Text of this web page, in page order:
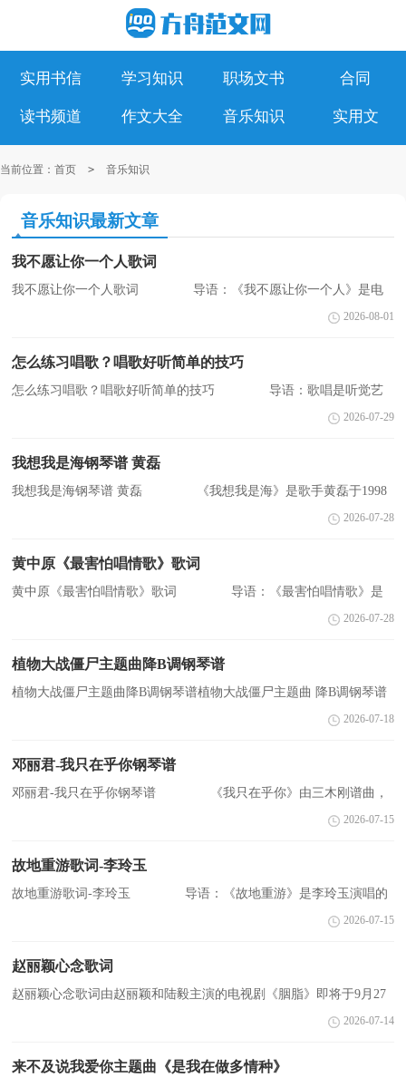
实用书信 学习知识 职场文书 合同
读书频道 作文大全 音乐知识 实用文
当前位置： 首页 > 音乐知识
音乐知识最新文章
我不愿让你一个人歌词
我不愿让你一个人歌词 导语：《我不愿让你一个人》是电
视剧《真爱找麻烦》片尾曲，由阿信填词，阿信和冠佑作曲，五月天
...
2026-08-01
怎么练习唱歌？唱歌好听简单的技巧
怎么练习唱歌？唱歌好听简单的技巧 导语：歌唱是听觉艺
术，它的艺术感染力最终要靠演唱来体现，歌唱者把音符和文字符号
2026-07-29
我想我是海钢琴谱 黄磊
我想我是海钢琴谱 黄磊 《我想我是海》是歌手黄磊于1998
年发行的一张个人专辑，由李子恒、黄舒骏以及内地的歌手童孔担任
2026-07-28
黄中原《最害怕唱情歌》歌词
黄中原《最害怕唱情歌》歌词 导语：《最害怕唱情歌》是
电视剧《一粒红尘》中的插曲，由黄中原演唱。下面是小编为您收集
2026-07-28
植物大战僵尸主题曲降B调钢琴谱
植物大战僵尸主题曲降B调钢琴谱植物大战僵尸主题曲 降B调钢琴谱
该歌谱演奏者为未知，歌曲名称为植物大战僵尸主题曲，歌谱类型为
2026-07-18
邓丽君-我只在乎你钢琴谱
邓丽君-我只在乎你钢琴谱 《我只在乎你》由三木刚谱曲，
慎芝填词，是邓丽君日语歌曲《时の流れに身をまかせ》的中文版
2026-07-15
故地重游歌词-李玲玉
故地重游歌词-李玲玉 导语：《故地重游》是李玲玉演唱的
一首歌曲，《日照重庆》的主题曲。下面是小编为您收集整理的歌
滴...
2026-07-15
赵丽颖心念歌词
赵丽颖心念歌词由赵丽颖和陆毅主演的电视剧《胭脂》即将于9月27
日播出了，相信很多小伙伴们都很期待这部剧吧，给大家分享这部剧
2026-07-14
来不及说我爱你主题曲《是我在做多情种》